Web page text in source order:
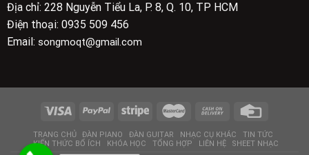
Địa chỉ: 228 Nguyễn Tiểu La, P. 8, Q. 10, TP HCM
Điện thoại: 0935 509 456
Email: songmoqt@gmail.com
TRANG CHỦ ĐÀN PIANO ĐÀN GUITAR NHẠC CỤ KHÁC
TIN TỨC
KIẾN THỨC BỔ ÍCH
KHÓA HỌC TỔNG HỢP LIÊN HỆ SHEET NHẠC